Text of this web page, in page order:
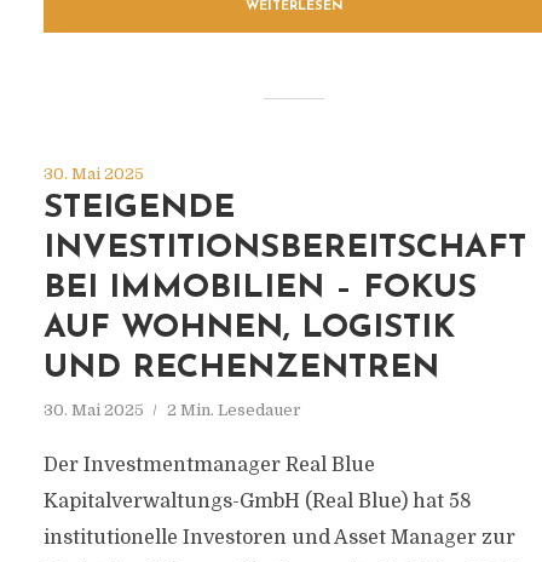
WEITERLESEN
30. Mai 2025
STEIGENDE
INVESTITIONSBEREITSCHAFT
BEI IMMOBILIEN – FOKUS
AUF WOHNEN, LOGISTIK
UND RECHENZENTREN
30. Mai 2025 2 Min. Lesedauer
Der Investmentmanager Real Blue
Kapitalverwaltungs-GmbH (Real Blue) hat 58
institutionelle Investoren und Asset Manager zur